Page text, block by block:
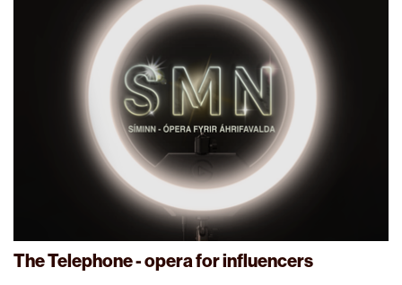
The Telephone - opera for influencers